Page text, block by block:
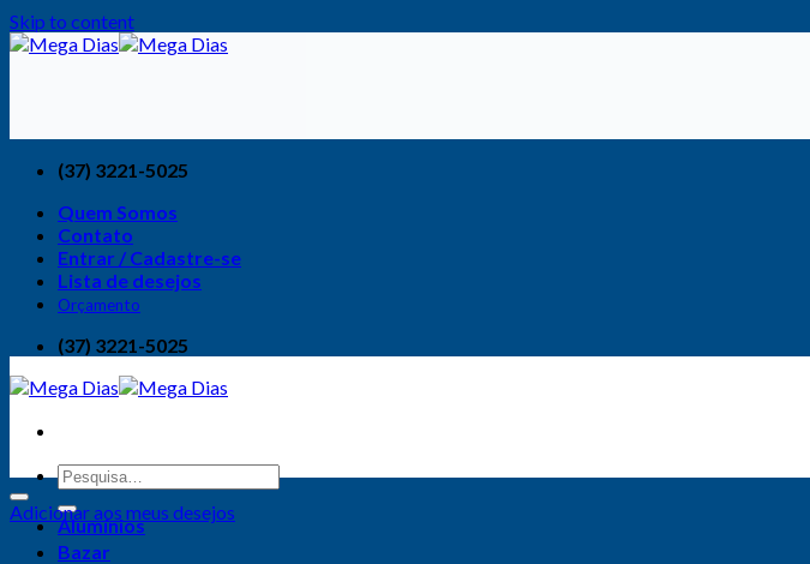
Skip to content
(37) 3221-5025
Quem Somos
Contato
Entrar / Cadastre-se
Lista de desejos
Orçamento
(37) 3221-5025
Alumínios
Bazar
Adicionar aos meus desejos